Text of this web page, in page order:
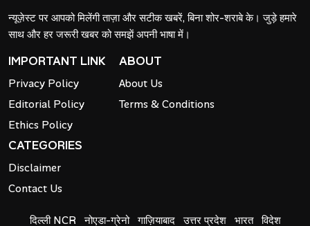
न्यूज़ेस्ट पर आपको मिलेंगी ताज़ा और सटीक खबरें, बिना शोर-शराबे के। जुड़े हमारे
साथ और हर जरूरी खबर को समझें अपनी भाषा में।
IMPORTANT LINK
Privacy Policy
Editorial Policy
Ethics Policy
ABOUT
About Us
Terms & Conditions
CATEGORIES
Disclaimer
Contact Us
दिल्ली NCR नोएडा-ग्रेनो गाज़ियाबाद उत्तर प्रदेश भारत विदेश